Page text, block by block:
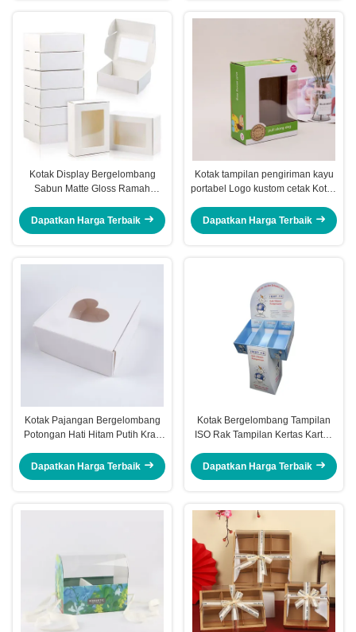
Kotak Display Bergelombang
Sabun Matte Gloss Ramah
Dapatkan Harga Terbaik
Kotak tampilan pengiriman kayu
portabel Logo kustom cetak Kotak
Dapatkan Harga Terbaik
Kotak Pajangan Bergelombang
Potongan Hati Hitam Putih Kraft
Dapatkan Harga Terbaik
Kotak Bergelombang Tampilan
ISO Rak Tampilan Kertas Karton
Dapatkan Harga Terbaik